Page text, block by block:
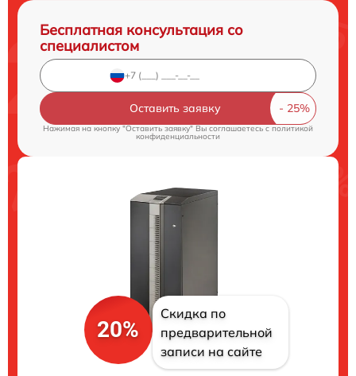
Бесплатная консультация со
специалистом
Оставить заявку
Нажимая на кнопку "Оставить заявку" Вы соглашаетесь cполитикой
конфиденциальности
20%
Скидка по
предварительной
записи на сайте